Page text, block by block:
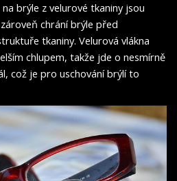
brýle z velurové tkaniny jsou
chrání brýle před
tkaniny. Velurová vlákna
chlupem, takže jde o nesmírně
což je pro uschování brýlí to